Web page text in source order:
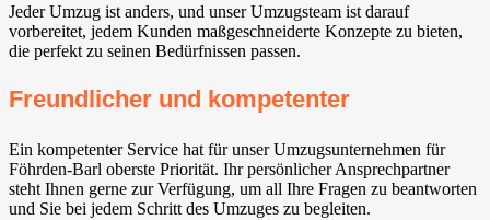
Jeder Umzug ist anders, und unser Umzugsteam ist darauf
vorbereitet, jedem Kunden maßgeschneiderte Konzepte zu bieten,
die perfekt zu seinen Bedürfnissen passen.
Freundlicher und kompetenter
Ein kompetenter Service hat für unser Umzugsunternehmen für
Föhrden-Barl oberste Priorität. Ihr persönlicher Ansprechpartner
steht Ihnen gerne zur Verfügung, um all Ihre Fragen zu beantworten
und Sie bei jedem Schritt des Umzuges zu begleiten.